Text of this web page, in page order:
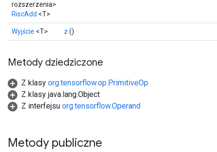
rozszerzenia>
RiscAdd <T>
Wyjście <T> z ()
Metody dziedziczone
Z klasy org.tensorflow.op.PrimitiveOp
Z klasy java.lang.Object
Z interfejsu org.tensorflow.Operand
Metody publiczne